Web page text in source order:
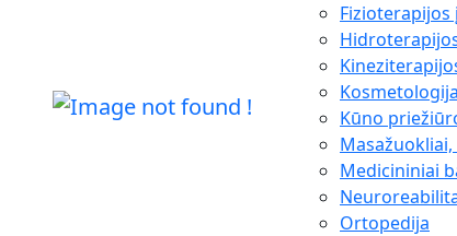
Fizioterapijos
Kosmetologija
Kūno
Medicininiai
Ortopedija